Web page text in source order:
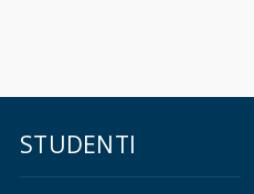
STUDENTI